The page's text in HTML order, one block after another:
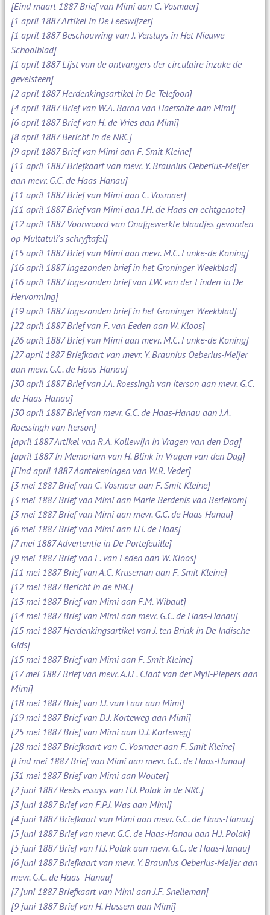
[Eind maart 1887 Brief van Mimi aan C. Vosmaer]
[1 april 1887 Artikel in De Leeswijzer]
[1 april 1887 Beschouwing van J. Versluys in Het Nieuwe
Schoolblad]
[1 april 1887 Lijst van de ontvangers der circulaire inzake de
gevelsteen]
[2 april 1887 Herdenkingsartikel in De Telefoon]
[4 april 1887 Brief van W.A. Baron van Haersolte aan Mimi]
[6 april 1887 Brief van H. de Vries aan Mimi]
[8 april 1887 Bericht in de NRC]
[9 april 1887 Brief van Mimi aan F. Smit Kleine]
[11 april 1887 Briefkaart van mevr. Y. Braunius Oeberius-Meijer
aan mevr. G.C. de Haas-Hanau]
[11 april 1887 Brief van Mimi aan C. Vosmaer]
[11 april 1887 Brief van Mimi aan J.H. de Haas en echtgenote]
[12 april 1887 Voorwoord van Onafgewerkte blaadjes gevonden
op Multatuli's schryftafel]
[15 april 1887 Brief van Mimi aan mevr. M.C. Funke-de Koning]
[16 april 1887 Ingezonden brief in het Groninger Weekblad]
[16 april 1887 Ingezonden brief van J.W. van der Linden in De
Hervorming]
[19 april 1887 Ingezonden brief in het Groninger Weekblad]
[22 april 1887 Brief van F. van Eeden aan W. Kloos]
[26 april 1887 Brief van Mimi aan mevr. M.C. Funke-de Koning]
[27 april 1887 Briefkaart van mevr. Y. Braunius Oeberius-Meijer
aan mevr. G.C. de Haas-Hanau]
[30 april 1887 Brief van J.A. Roessingh van Iterson aan mevr. G.C.
de Haas-Hanau]
[30 april 1887 Brief van mevr. G.C. de Haas-Hanau aan J.A.
Roessingh van Iterson]
[april 1887 Artikel van R.A. Kollewijn in Vragen van den Dag]
[april 1887 In Memoriam van H. Blink in Vragen van den Dag]
[Eind april 1887 Aantekeningen van W.R. Veder]
[3 mei 1887 Brief van C. Vosmaer aan F. Smit Kleine]
[3 mei 1887 Brief van Mimi aan Marie Berdenis van Berlekom]
[3 mei 1887 Brief van Mimi aan mevr. G.C. de Haas-Hanau]
[6 mei 1887 Brief van Mimi aan J.H. de Haas]
[7 mei 1887 Advertentie in De Portefeuille]
[9 mei 1887 Brief van F. van Eeden aan W. Kloos]
[11 mei 1887 Brief van A.C. Kruseman aan F. Smit Kleine]
[12 mei 1887 Bericht in de NRC]
[13 mei 1887 Brief van Mimi aan F.M. Wibaut]
[14 mei 1887 Brief van Mimi aan mevr. G.C. de Haas-Hanau]
[15 mei 1887 Herdenkingsartikel van J. ten Brink in De Indische
Gids]
[15 mei 1887 Brief van Mimi aan F. Smit Kleine]
[17 mei 1887 Brief van mevr. A.J.F. Clant van der Myll-Piepers aan
Mimi]
[18 mei 1887 Brief van J.J. van Laar aan Mimi]
[19 mei 1887 Brief van D.J. Korteweg aan Mimi]
[25 mei 1887 Brief van Mimi aan D.J. Korteweg]
[28 mei 1887 Briefkaart van C. Vosmaer aan F. Smit Kleine]
[Eind mei 1887 Brief van Mimi aan mevr. G.C. de Haas-Hanau]
[31 mei 1887 Brief van Mimi aan Wouter]
[2 juni 1887 Reeks essays van H.J. Polak in de NRC]
[3 juni 1887 Brief van F.P.J. Was aan Mimi]
[4 juni 1887 Briefkaart van Mimi aan mevr. G.C. de Haas-Hanau]
[5 juni 1887 Brief van mevr. G.C. de Haas-Hanau aan H.J. Polak]
[5 juni 1887 Brief van H.J. Polak aan mevr. G.C. de Haas-Hanau]
[6 juni 1887 Briefkaart van mevr. Y. Braunius Oeberius-Meijer aan
mevr. G.C. de Haas- Hanau]
[7 juni 1887 Briefkaart van Mimi aan J.F. Snelleman]
[9 juni 1887 Brief van H. Hussem aan Mimi]